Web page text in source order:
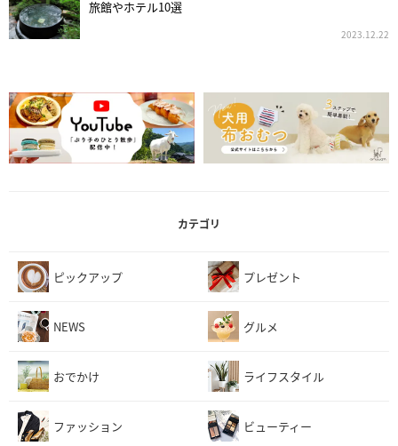
旅館やホテル10選
2023.12.22
カテゴリ
ピックアップ プレゼント
NEWS グルメ
おでかけ ライフスタイル
ファッション ビューティー